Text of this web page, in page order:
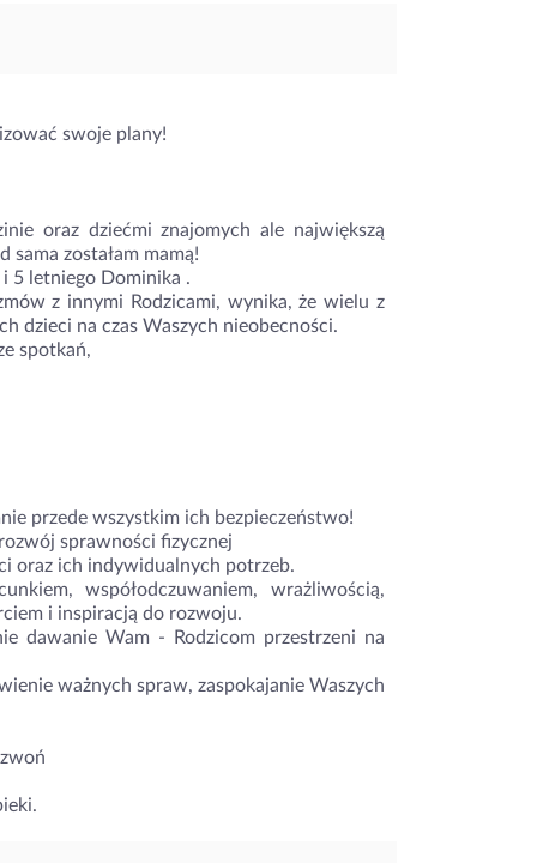
swoje plany!
oraz dziećmi znajomych ale największą
zostałam mamą!
5 letniego Dominika .
z innymi Rodzicami, wynika, że wielu z
dzieci na czas Waszych nieobecności.
spotkań,
przede wszystkim ich bezpieczeństwo!
sprawności fizycznej
oraz ich indywidualnych potrzeb.
współodczuwaniem, wrażliwością,
i inspiracją do rozwoju.
dawanie Wam - Rodzicom przestrzeni na
ważnych spraw, zaspokajanie Waszych